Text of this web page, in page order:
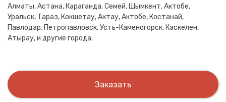
Алматы, Астана, Караганда, Семей, Шымкент, Актобе,
Уральск, Тараз, Кокшетау, Актау, Актобе, Костанай,
Павлодар, Петропавловск, Усть-Каменогорск, Каскелен,
Атырау, и другие города.
Заказать